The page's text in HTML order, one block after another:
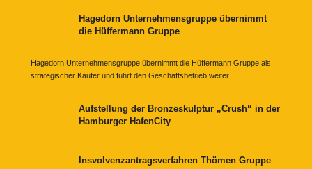
Hagedorn Unternehmensgruppe übernimmt
die Hüffermann Gruppe
Hagedorn Unternehmensgruppe übernimmt die Hüffermann Gruppe als
strategischer Käufer und führt den Geschäftsbetrieb weiter.
Aufstellung der Bronzeskulptur „Crush“ in der
Hamburger HafenCity
Insvolvenzantragsverfahren Thömen Gruppe